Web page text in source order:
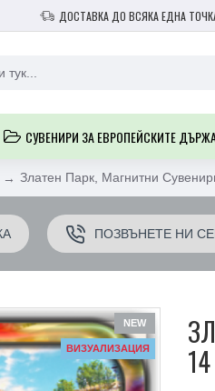
ДОСТАВКА ДО ВСЯКА ЕДНА
СУВЕНИРИ ЗА ЕВРОПЕЙСКИТЕ
Златен Парк, Магнитни
ПОЗВЪНЕТЕ НИ
NEW
ВИЗУАЛИЗАЦИЯ
14